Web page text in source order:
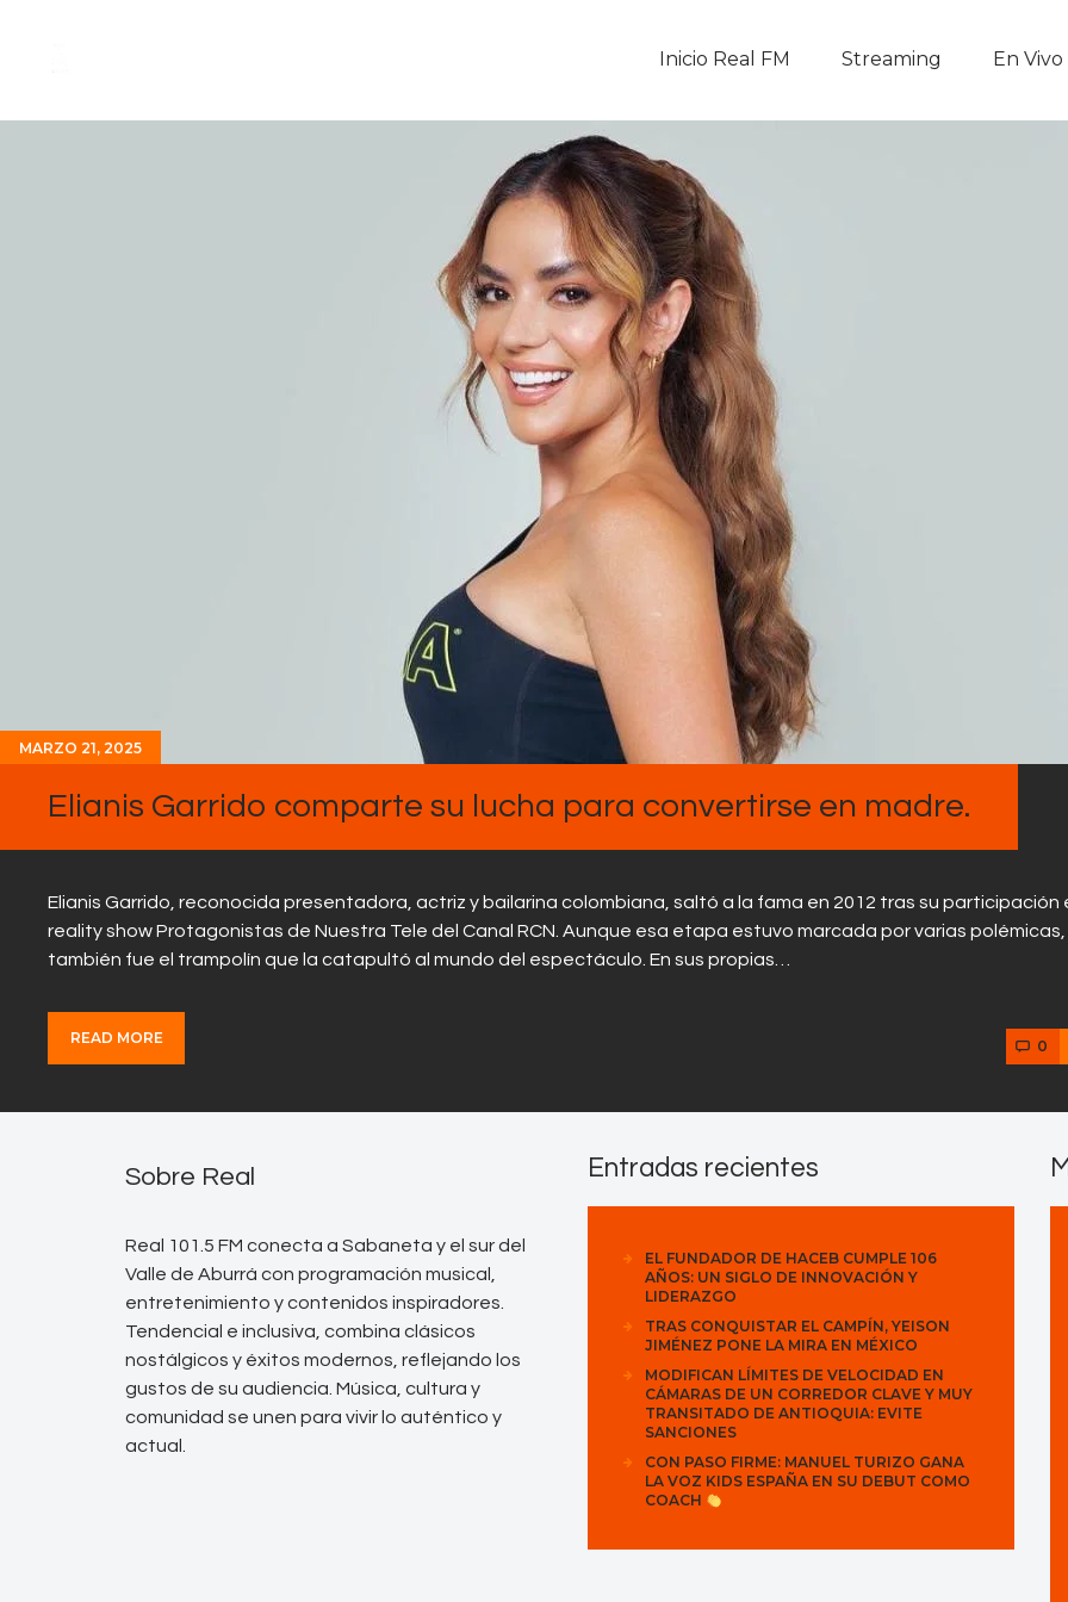
Inicio Real FM Streaming En Vivo
En Vivo
Descarga La APP
Programas
Noticias
Equipo
Sobre Nosotros
Contactos
MARZO 21, 2025
Elianis Garrido comparte su lucha para convertirse en madre.
Elianis Garrido, reconocida presentadora, actriz y bailarina colombiana, saltó a la fama en 2012 tras su participación
reality show Protagonistas de Nuestra Tele del Canal RCN. Aunque esa etapa estuvo marcada por varias polémicas,
también fue el trampolín que la catapultó al mundo del espectáculo. En sus propias…
READ MORE 0
Sobre Real
Real 101.5 FM conecta a Sabaneta y el sur del
Valle de Aburrá con programación musical,
entretenimiento y contenidos inspiradores.
Tendencial e inclusiva, combina clásicos
nostálgicos y éxitos modernos, reflejando los
gustos de su audiencia. Música, cultura y
comunidad se unen para vivir lo auténtico y
actual.
Entradas recientes
EL FUNDADOR DE HACEB CUMPLE 106
AÑOS: UN SIGLO DE INNOVACIÓN Y
LIDERAZGO
TRAS CONQUISTAR EL CAMPÍN, YEISON
JIMÉNEZ PONE LA MIRA EN MÉXICO
MODIFICAN LÍMITES DE VELOCIDAD EN
CÁMARAS DE UN CORREDOR CLAVE Y MUY
TRANSITADO DE ANTIOQUIA: EVITE
SANCIONES
CON PASO FIRME: MANUEL TURIZO GANA
LA VOZ KIDS ESPAÑA EN SU DEBUT COMO
COACH